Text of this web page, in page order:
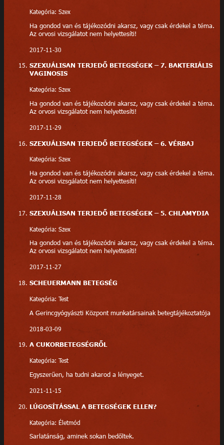
Kategória: Szex
Ha gondod van és tájékozódni akarsz, vagy csak érdekel a téma.
Az orvosi vizsgálatot nem helyettesíti!
2017-11-30
SZEXUÁLISAN TERJEDŐ BETEGSÉGEK – 7. BAKTERIÁLIS
VAGINOSIS
Kategória: Szex
Ha gondod van és tájékozódni akarsz, vagy csak érdekel a téma.
Az orvosi vizsgálatot nem helyettesíti!
2017-11-29
SZEXUÁLISAN TERJEDŐ BETEGSÉGEK – 6. VÉRBAJ
Kategória: Szex
Ha gondod van és tájékozódni akarsz, vagy csak érdekel a téma.
Az orvosi vizsgálatot nem helyettesíti!
2017-11-28
SZEXUÁLISAN TERJEDŐ BETEGSÉGEK – 5. CHLAMYDIA
Kategória: Szex
Ha gondod van és tájékozódni akarsz, vagy csak érdekel a téma.
Az orvosi vizsgálatot nem helyettesíti!
2017-11-27
SCHEUERMANN BETEGSÉG
Kategória: Test
A Gerincgyógyászti Központ munkatársainak betegtájékoztatója
2018-03-09
A CUKORBETEGSÉGRŐL
Kategória: Test
Egyszerűen, ha tudni akarod a lényeget.
2021-11-15
LÚGOSÍTÁSSAL A BETEGSÉGEK ELLEN?
Kategória: Életmód
Sarlatánság, aminek sokan bedőltek.